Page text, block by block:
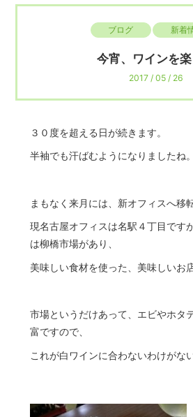
ブログ 新着
今宵、ワインを
2017 / 05 / 26
３０度を超える日が続きます。
半袖でも汗ばむようになりましたね。
まもなく来月には、新オフィスへ移
現名古屋オフィスは名駅４丁目です
は柳橋市場があり、
美味しい食材を使った、美味しいお
市場というだけあって、エビやホタ
富ですので、
これが白ワインに合わないわけがな